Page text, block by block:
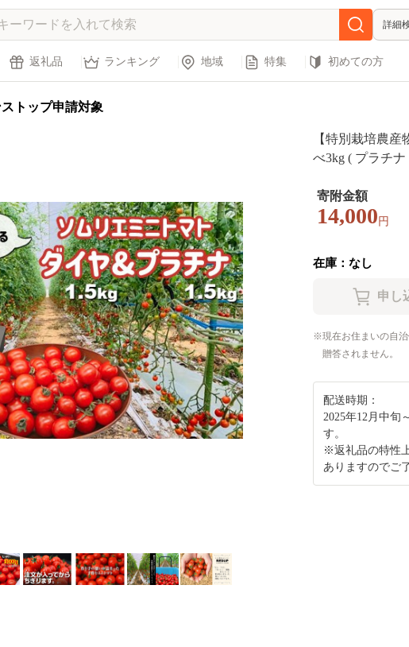
詳細
返礼品 ランキング 地域 特集 初めての方
トップ申請対象
【特別栽培農
べ3kg ( プラチ
ト 熊本県 玉名市
寄附金額
14,000 円
在庫：なし
現在お住まいの自
贈答されません。
配送時期：
2025年12月中旬
す。
※返礼品の特性
ありますのでご